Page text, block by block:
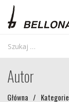
Autor
Główna / Kategorie